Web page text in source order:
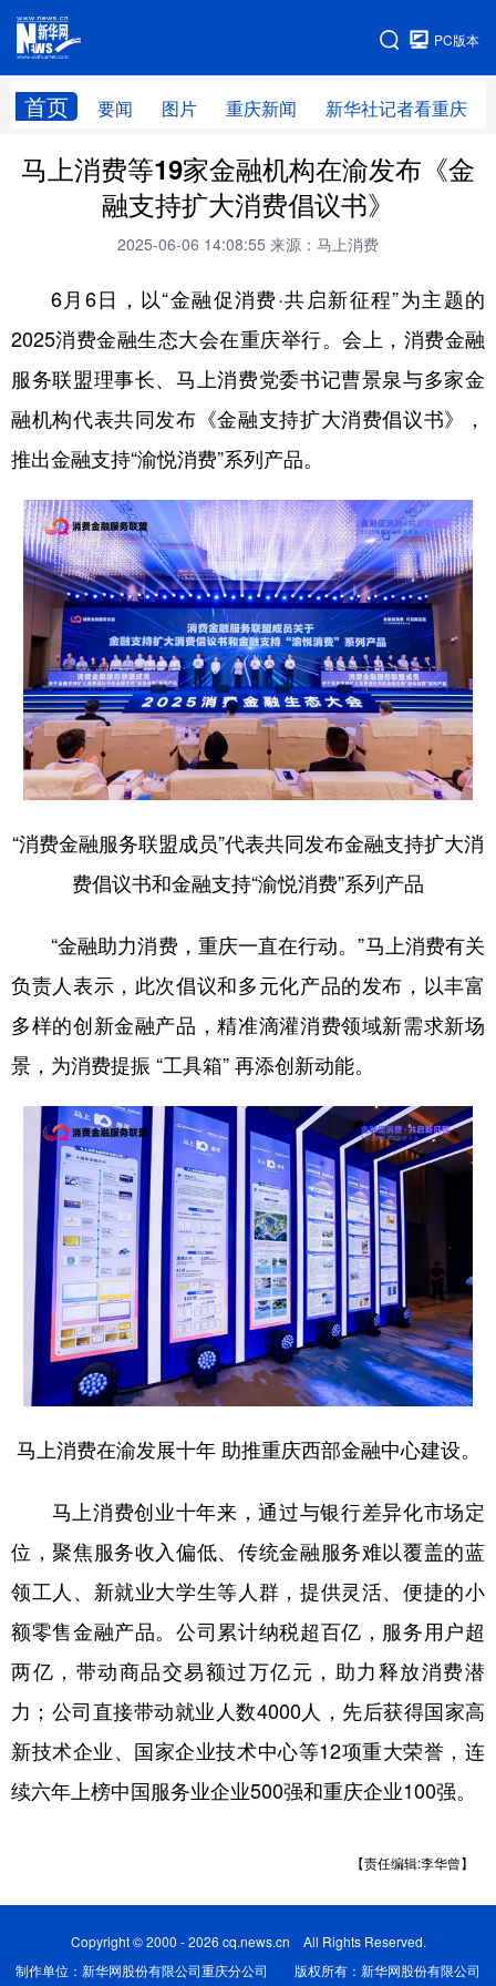
PC版本
首页 要闻 图片 重庆新闻 新华社记者看重庆
网站地图
马上消费等19家金融机构在渝发布《金
融支持扩大消费倡议书》
2025-06-06 14:08:55 来源：马上消费
6月6日，以“金融促消费·共启新征程”为主题的
2025消费金融生态大会在重庆举行。会上，消费金融
服务联盟理事长、马上消费党委书记曹景泉与多家金
融机构代表共同发布《金融支持扩大消费倡议书》，
推出金融支持“渝悦消费”系列产品。
“消费金融服务联盟成员”代表共同发布金融支持扩大消
费倡议书和金融支持“渝悦消费”系列产品
“金融助力消费，重庆一直在行动。”马上消费有关
负责人表示，此次倡议和多元化产品的发布，以丰富
多样的创新金融产品，精准滴灌消费领域新需求新场
景，为消费提振 “工具箱” 再添创新动能。
马上消费在渝发展十年 助推重庆西部金融中心建设。
马上消费创业十年来，通过与银行差异化市场定
位，聚焦服务收入偏低、传统金融服务难以覆盖的蓝
领工人、新就业大学生等人群，提供灵活、便捷的小
额零售金融产品。公司累计纳税超百亿，服务用户超
两亿，带动商品交易额过万亿元，助力释放消费潜
力；公司直接带动就业人数4000人，先后获得国家高
新技术企业、国家企业技术中心等12项重大荣誉，连
续六年上榜中国服务业企业500强和重庆企业100强。
【责任编辑:李华曾】
Copyright © 2000 - 2026 cq.news.cn All Rights Reserved.
制作单位：新华网股份有限公司重庆分公司 版权所有：新华网股份有限公司